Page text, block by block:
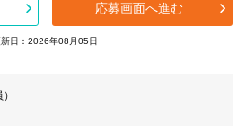
応募画面へ進む
日：2026年08月05日